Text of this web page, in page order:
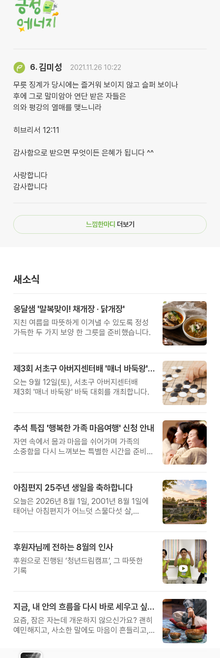
6.김미성 2021.11.26 10:22
무릇 징계가 당시에는 즐거워 보이지 않고 슬퍼 보이나
후에 그로 말미암아 연단 받은 자들은
의와 평강의 열매를 맺느니라
히브리서 12:11
감사함으로 받으면 무엇이든 은혜가 됩니다 ^^
사랑합니다
감사합니다
느낌한마디 더보기
새소식
옹달샘 '말복맞이! 채개장 · 닭개장'
지친 여름을 따뜻하게 이겨낼 수 있도록 정성
가득한 두 가지 보양 한 그릇을 준비했습니다.
제3회 서초구 아버지센터배 '매너 바둑왕' 대회
오는 9월 12일(토), 서초구 아버지센터배
제3회 '매너 바둑왕' 바둑 대회를 개최합니다.
추석 특집 '행복한 가족 마음여행' 신청 안내
자연 속에서 몸과 마음을 쉬어가며 가족의
소중함을 다시 느껴보는 특별한 시간을 준비해
아침편지 25주년 생일을 축하합니다
오늘은 2026년 8월 1일, 2001년 8월 1일에
태어난 아침편지가 어느덧 스물다섯 살,
후원자님께 전하는 8월의 인사
후원으로 진행된 ‘청년드림캠프’, 그 따뜻한
기록
지금, 내 안의 흐름을 다시 바로 세우고 싶다면
요즘, 잠은 자는데 개운하지 않으신가요? 괜히
예민해지고, 사소한 말에도 마음이 흔들리고,
회복되지 않는 건 몸이 아니라 ‘에너지의